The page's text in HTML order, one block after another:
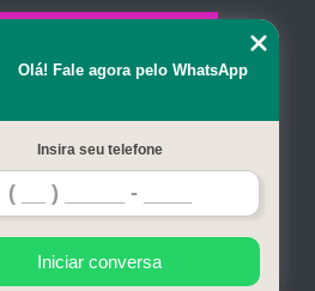
Contato
Mapa do site
Olá! Fale agora pelo WhatsApp
Insira seu telefone
Iniciar conversa